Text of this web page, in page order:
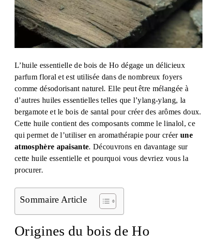
L’huile essentielle de bois de Ho dégage un délicieux
parfum floral et est utilisée dans de nombreux foyers
comme désodorisant naturel. Elle peut être mélangée à
d’autres huiles essentielles telles que l’ylang-ylang, la
bergamote et le bois de santal pour créer des arômes doux.
Cette huile contient des composants comme le linalol, ce
qui permet de l’utiliser en aromathérapie pour créerune
atmosphère apaisante. Découvrons en davantage sur
cette huile essentielle et pourquoi vous devriez vous la
procurer.
Sommaire Article
Origines du bois de Ho